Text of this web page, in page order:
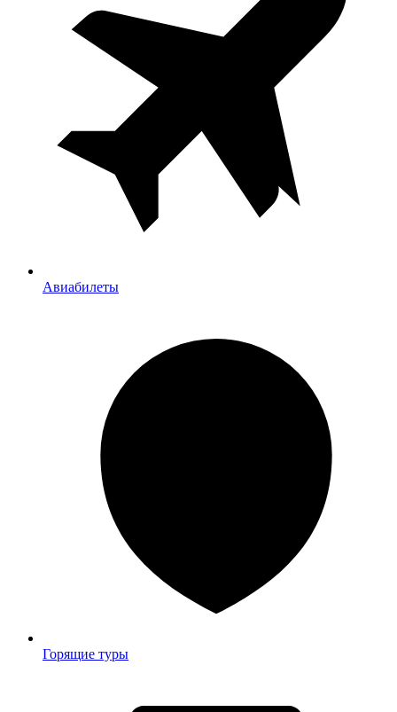
Авиабилеты
Горящие туры